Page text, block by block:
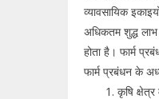
व्यावसायिक
अधिकतम शुद्ध लाभ
होता है। फार्म
फार्म प्रबंधन के
कृषि